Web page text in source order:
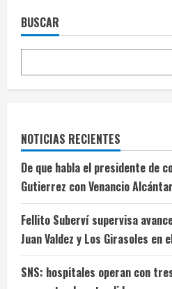
BUSCAR
NOTICIAS RECIENTES
De que habla el presidente de
Gutierrez con Venancio
Fellito Suberví supervisa
Juan Valdez y Los Girasoles en
SNS: hospitales operan con